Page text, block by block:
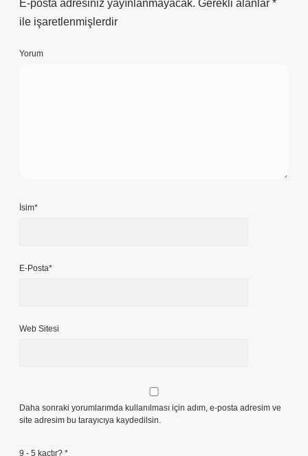
E-posta adresiniz yayınlanmayacak. Gerekli alanlar *
ile işaretlenmişlerdir
Yorum
İsim*
E-Posta*
Web Sitesi
Daha sonraki yorumlarımda kullanılması için adım, e-posta adresim ve
site adresim bu tarayıcıya kaydedilsin.
9 - 5 kaçtır? *